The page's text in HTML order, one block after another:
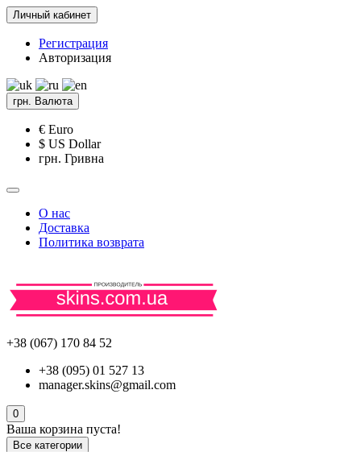
Личный кабинет
Регистрация
Авторизация
грн. Валюта
€ Euro
$ US Dollar
грн. Гривна
О нас
Доставка
Политика возврата
+38 (067) 170 84 52
+38 (095) 01 527 13
manager.skins@gmail.com
0
Ваша корзина пуста!
Все категории